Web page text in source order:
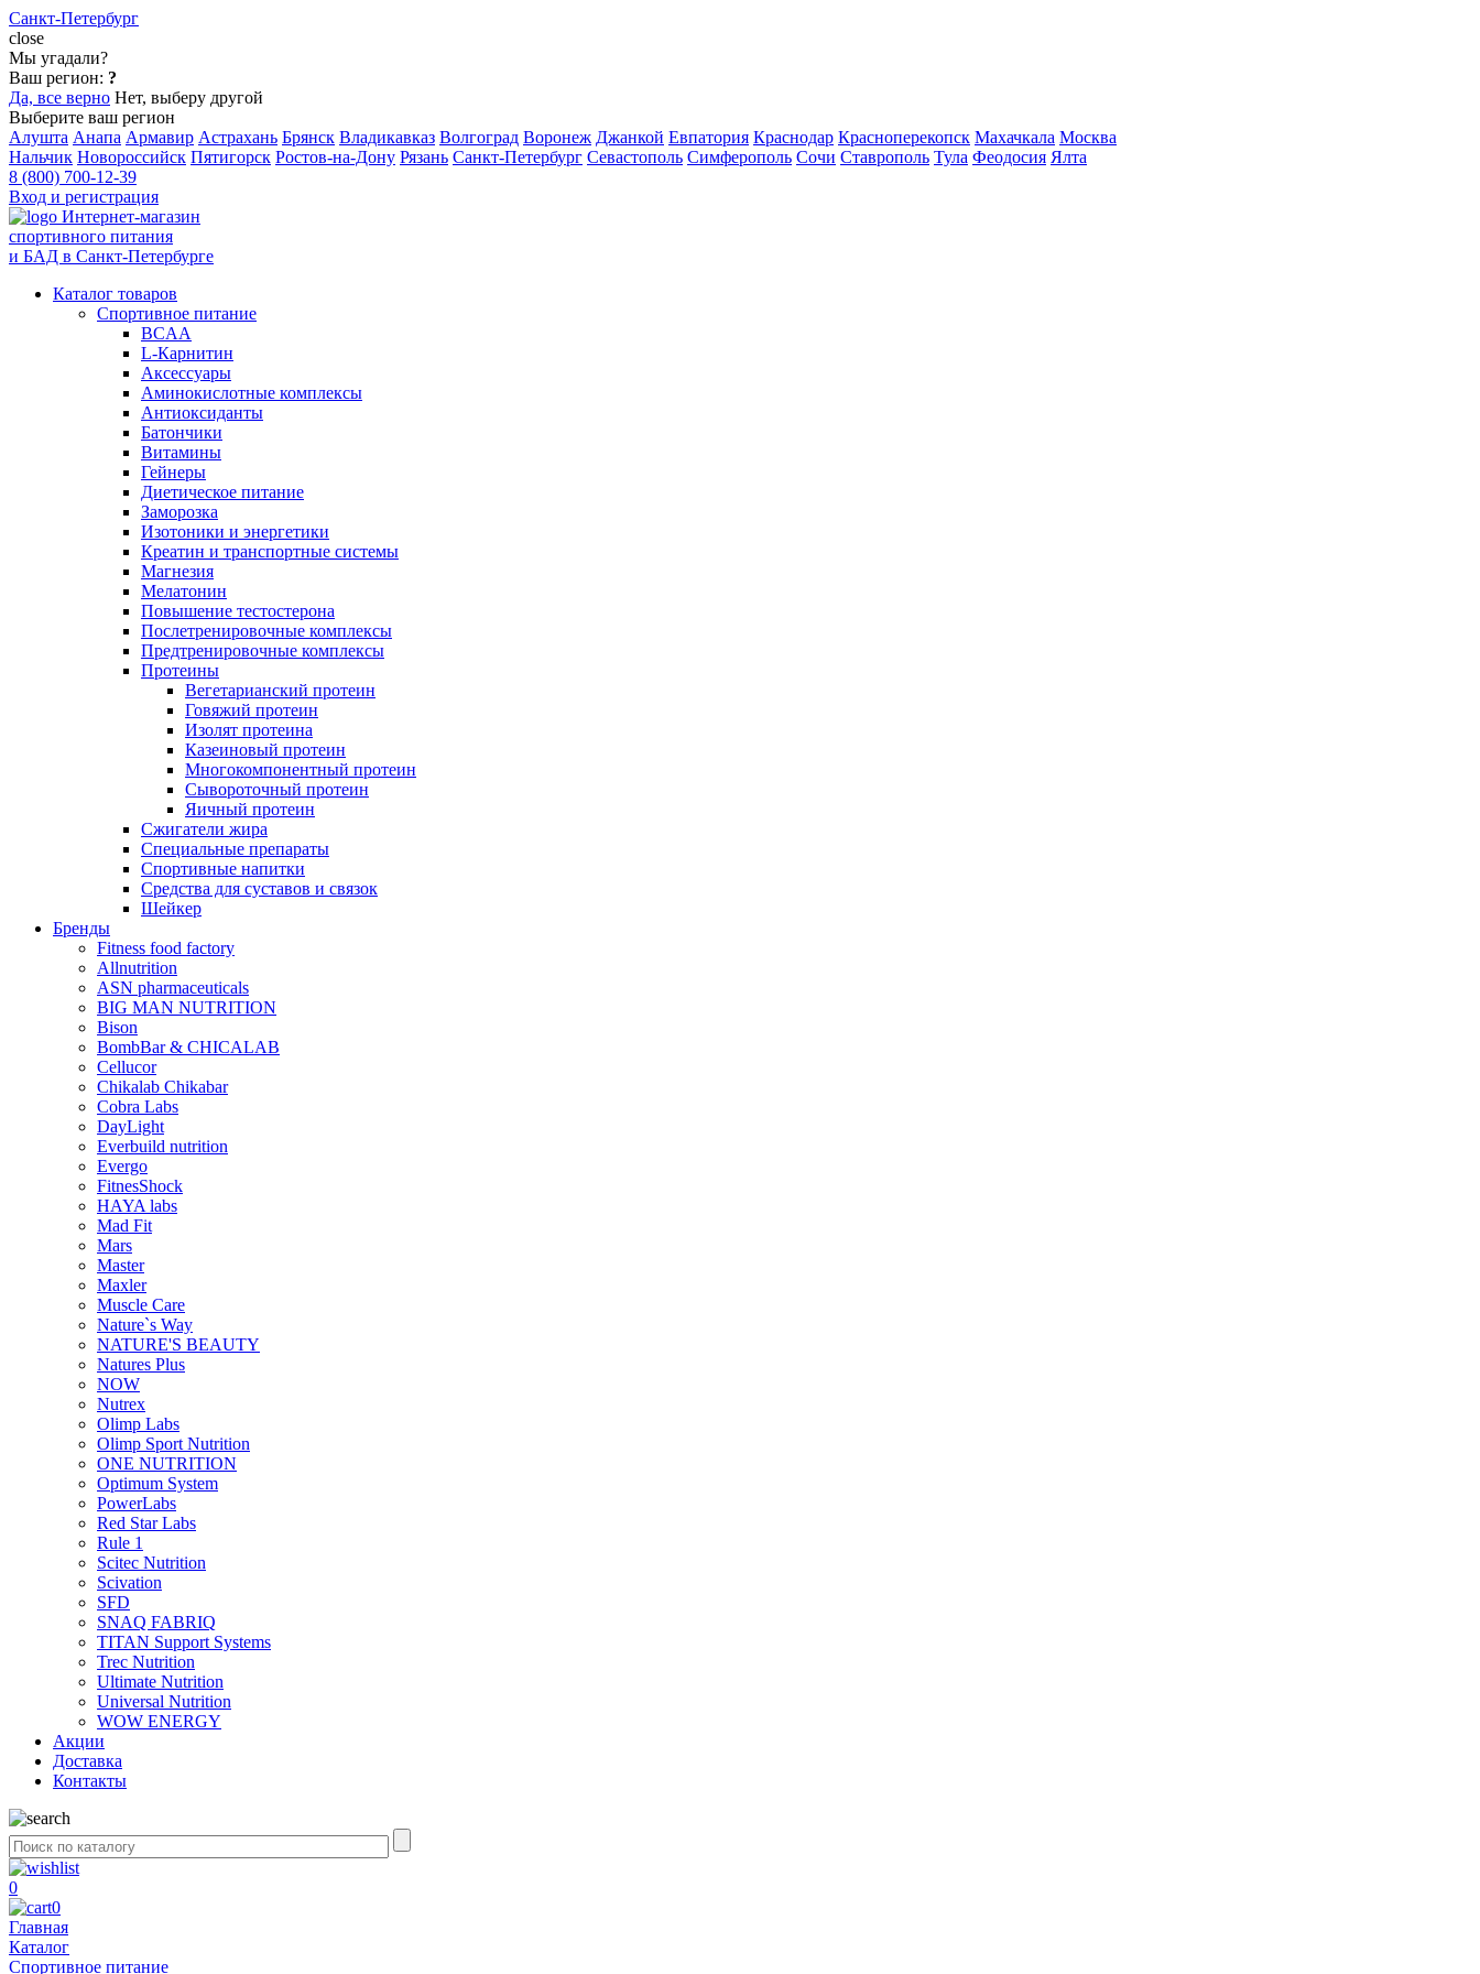
Санкт-Петербург
close
Мы угадали?
Ваш регион: ?
Да, все верно Нет, выберу другой
Выберите ваш регион
Алушта Анапа Армавир Астрахань Брянск Владикавказ Волгоград Воронеж Джанкой Евпатория Краснодар Красноперекопск Махачкала Москва
Нальчик Новороссийск Пятигорск Ростов-на-Дону Рязань Санкт-Петербург Севастополь Симферополь Сочи Ставрополь Тула Феодосия Ялта
8 (800) 700-12-39
Вход и регистрация
Интернет-магазин
спортивного питания
и БАД в Санкт-Петербурге
Каталог товаров
Спортивное питание
BCAA
L-Карнитин
Аксессуары
Аминокислотные комплексы
Антиоксиданты
Батончики
Витамины
Гейнеры
Диетическое питание
Заморозка
Изотоники и энергетики
Креатин и транспортные системы
Магнезия
Мелатонин
Повышение тестостерона
Послетренировочные комплексы
Предтренировочные комплексы
Протеины
Вегетарианский протеин
Говяжий протеин
Изолят протеина
Казеиновый протеин
Многокомпонентный протеин
Сывороточный протеин
Яичный протеин
Сжигатели жира
Специальные препараты
Спортивные напитки
Средства для суставов и связок
Шейкер
Бренды
Fitness food factory
Allnutrition
ASN pharmaceuticals
BIG MAN NUTRITION
Bison
BombBar & CHICALAB
Cellucor
Chikalab Chikabar
Cobra Labs
DayLight
Everbuild nutrition
Evergo
FitnesShock
HAYA labs
Mad Fit
Mars
Master
Maxler
Muscle Care
Nature`s Way
NATURE'S BEAUTY
Natures Plus
NOW
Nutrex
Olimp Labs
Olimp Sport Nutrition
ONE NUTRITION
Optimum System
PowerLabs
Red Star Labs
Rule 1
Scitec Nutrition
Scivation
SFD
SNAQ FABRIQ
TITAN Support Systems
Trec Nutrition
Ultimate Nutrition
Universal Nutrition
WOW ENERGY
Акции
Доставка
Контакты
0
0
Главная
Каталог
Спортивное питание